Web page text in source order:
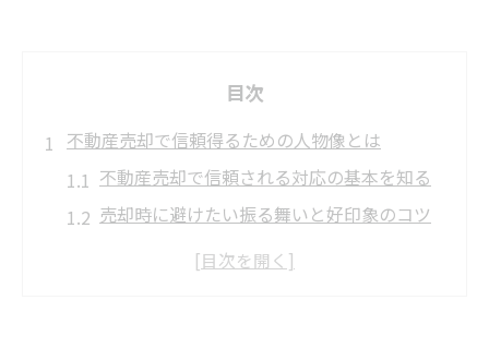
目次
不動産売却で信頼得るための人物像とは
不動産売却で信頼される対応の基本を知る
売却時に避けたい振る舞いと好印象のコツ
誠実な不動産売却のために心掛けたい態度